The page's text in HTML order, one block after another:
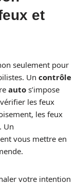
et
seulement pour
Un contrôle
auto s’impose
les feux
les feux
Un
vous mettre en
votre intention